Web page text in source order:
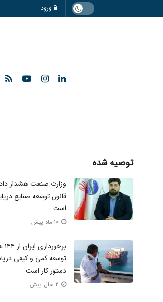
ورود
توصیه شده
وزارت صنعت هشدار
قانون توسعه صنایع
است
10 ماه پیش
توسعه کمی و کیفی
دستور کار است
2 سال پیش